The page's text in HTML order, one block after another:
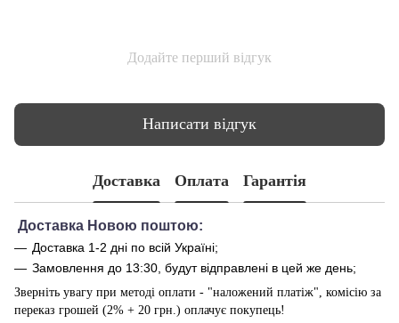
Додайте перший відгук
Написати відгук
Доставка Оплата Гарантія
Доставка Новою поштою:
Доставка 1-2 дні по всій Україні;
Замовлення до 13:30, будут відправлені в цей же день;
Зверніть увагу при методі оплати - "наложений платіж", комісію за
переказ грошей (2% + 20 грн.) оплачує покупець!